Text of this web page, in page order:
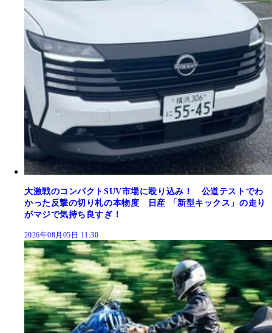
大激戦のコンパクトSUV市場に殴り込み！ 公道テストでわ
かった反撃の切り札の本物度 日産 「新型キックス」の走り
がマジで気持ち良すぎ！
2026年08月05日 11:30